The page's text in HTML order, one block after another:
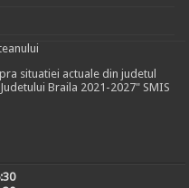
situatiei actuale din judetul
Braila 2021-2027" SMIS